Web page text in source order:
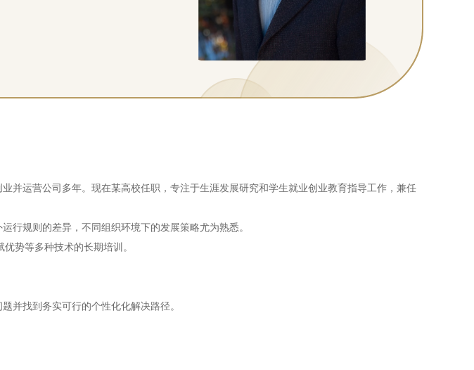
并运营公司多年。现在某高校任职，专注于生涯发展研究和学生就业创业教育指导工作，兼任
行规则的差异，不同组织环境下的发展策略尤为熟悉。
势等多种技术的长期培训。
并找到务实可行的个性化化解决路径。